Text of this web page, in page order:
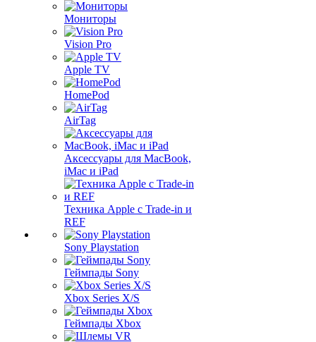
Мониторы
Vision Pro
Apple TV
HomePod
AirTag
Аксессуары для MacBook,
iMac и iPad
Техника Apple с Trade-in и
REF
Sony Playstation
Геймпады Sony
Xbox Series X/S
Геймпады Xbox